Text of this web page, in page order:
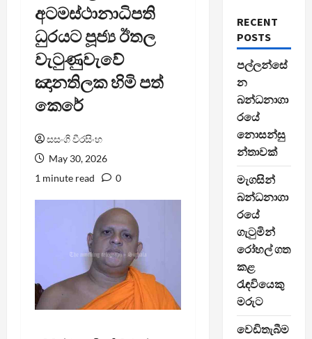
අටමස්ථානාධිපති
ධුරයට පූජ්‍ය ඊතල
වැටුණුවැවේ
ඤානතිලක හිමි පත්
කෙරේ
සසංගි වීරසිංහ
May 30, 2026
1 minute read
0
RECENT
POSTS
පල්ලන්සේ
න
බන්ධනාගා
රයේ
නොසන්සු
න්තාවක්
මැගසින්
බන්ධනාගා
රයේ
ගැටුමින්
රෝහල් ගත
කළ
රැඳවියෙකු
මරුට
වෙඩිතැබීම